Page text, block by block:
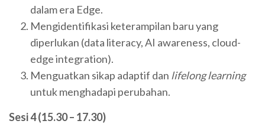
dalam era Edge.
Mengidentifikasi keterampilan baru yang
diperlukan (data literacy, AI awareness, cloud-
edge integration).
Menguatkan sikap adaptif dan lifelong learning
untuk menghadapi perubahan.
Sesi 4 (15.30 – 17.30)